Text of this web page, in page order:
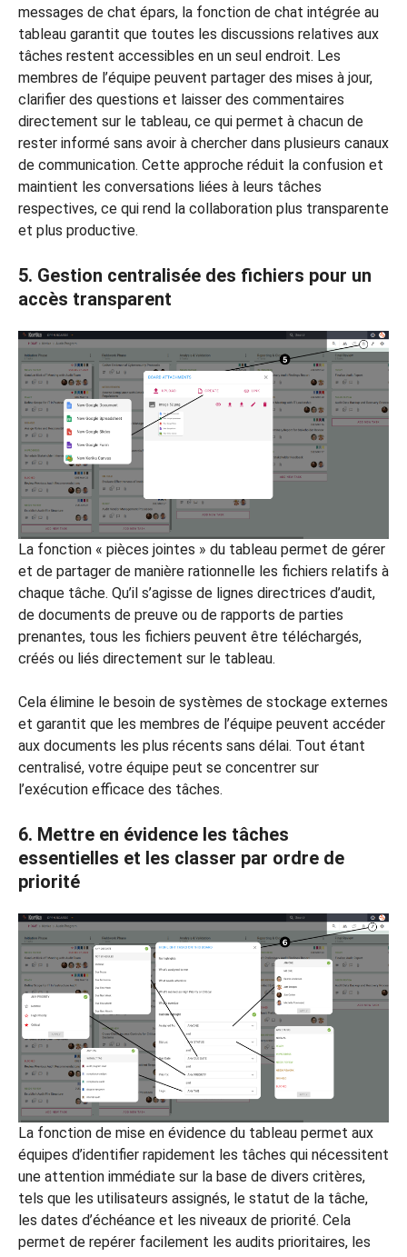
messages de chat épars, la fonction de chat intégrée au
tableau garantit que toutes les discussions relatives aux
tâches restent accessibles en un seul endroit. Les
membres de l’équipe peuvent partager des mises à jour,
clarifier des questions et laisser des commentaires
directement sur le tableau, ce qui permet à chacun de
rester informé sans avoir à chercher dans plusieurs canaux
de communication. Cette approche réduit la confusion et
maintient les conversations liées à leurs tâches
respectives, ce qui rend la collaboration plus transparente
et plus productive.
5. Gestion centralisée des fichiers pour un
accès transparent
La fonction « pièces jointes » du tableau permet de gérer
et de partager de manière rationnelle les fichiers relatifs à
chaque tâche. Qu’il s’agisse de lignes directrices d’audit,
de documents de preuve ou de rapports de parties
prenantes, tous les fichiers peuvent être téléchargés,
créés ou liés directement sur le tableau.
Cela élimine le besoin de systèmes de stockage externes
et garantit que les membres de l’équipe peuvent accéder
aux documents les plus récents sans délai. Tout étant
centralisé, votre équipe peut se concentrer sur
l’exécution efficace des tâches.
6. Mettre en évidence les tâches
essentielles et les classer par ordre de
priorité
La fonction de mise en évidence du tableau permet aux
équipes d’identifier rapidement les tâches qui nécessitent
une attention immédiate sur la base de divers critères,
tels que les utilisateurs assignés, le statut de la tâche,
les dates d’échéance et les niveaux de priorité. Cela
permet de repérer facilement les audits prioritaires, les